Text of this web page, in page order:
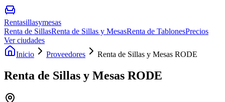
Rentasillasymesas
Renta de SillasRenta de Sillas y MesasRenta de TablonesPrecios
Ver ciudades
Inicio
Proveedores Renta de Sillas y Mesas RODE
Renta de Sillas y Mesas RODE